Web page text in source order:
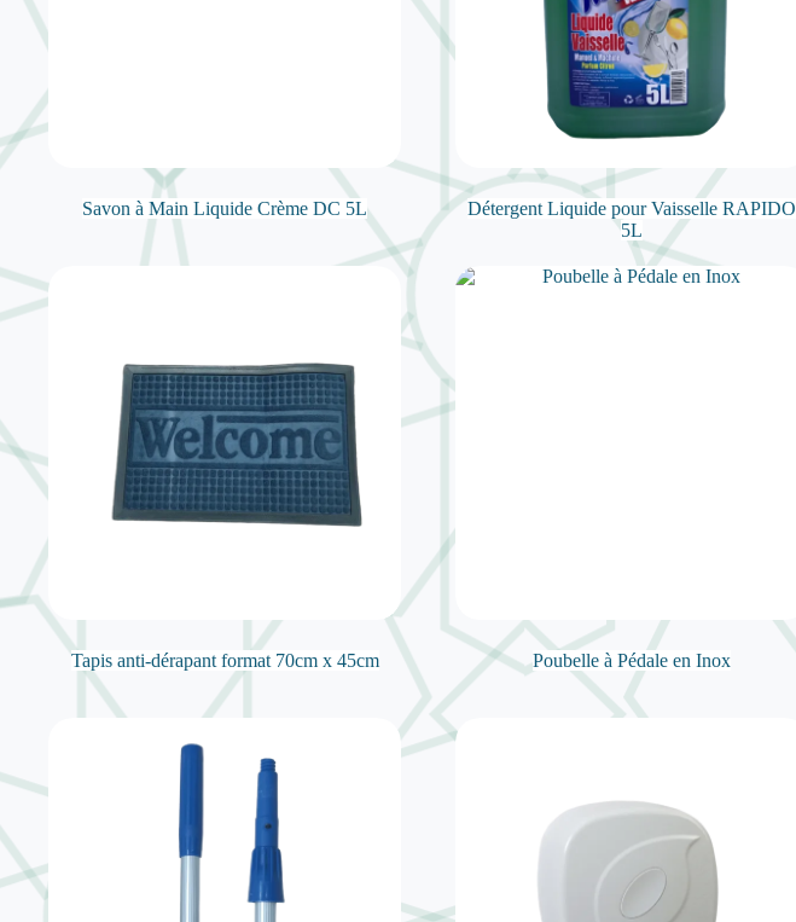
Savon à Main Liquide Crème DC 5L
Détergent Liquide pour Vaisselle RAPIDO
5L
Tapis anti-dérapant format 70cm x 45cm Poubelle à Pédale en Inox